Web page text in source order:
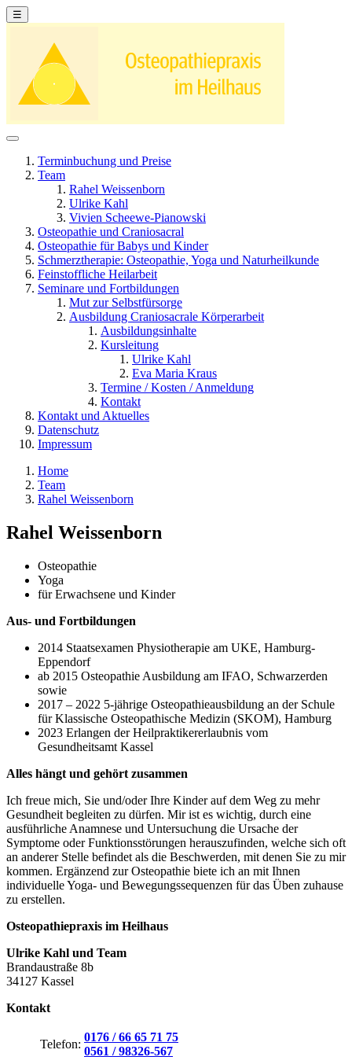
☰
Terminbuchung und Preise
Team
Rahel Weissenborn
Ulrike Kahl
Vivien Scheewe-Pianowski
Osteopathie und Craniosacral
Osteopathie für Babys und Kinder
Schmerztherapie: Osteopathie, Yoga und Naturheilkunde
Feinstoffliche Heilarbeit
Seminare und Fortbildungen
Mut zur Selbstfürsorge
Ausbildung Craniosacrale Körperarbeit
Ausbildungsinhalte
Kursleitung
Ulrike Kahl
Eva Maria Kraus
Termine / Kosten / Anmeldung
Kontakt
Kontakt und Aktuelles
Datenschutz
Impressum
Home
Team
Rahel Weissenborn
Rahel Weissenborn
Osteopathie
Yoga
für Erwachsene und Kinder
Aus- und Fortbildungen
2014 Staatsexamen Physiotherapie am UKE, Hamburg-
Eppendorf
ab 2015 Osteopathie Ausbildung am IFAO, Schwarzerden
sowie
2017 – 2022 5-jährige Osteopathieausbildung an der Schule
für Klassische Osteopathische Medizin (SKOM), Hamburg
2023 Erlangen der Heilpraktikererlaubnis vom
Gesundheitsamt Kassel
Alles hängt und gehört zusammen
Ich freue mich, Sie und/oder Ihre Kinder auf dem Weg zu mehr
Gesundheit begleiten zu dürfen. Mir ist es wichtig, durch eine
ausführliche Anamnese und Untersuchung die Ursache der
Symptome oder Funktionsstörungen herauszufinden, welche sich oft
an anderer Stelle befindet als die Beschwerden, mit denen Sie zu mir
kommen. Ergänzend zur Osteopathie biete ich an mit Ihnen
individuelle Yoga- und Bewegungssequenzen für das Üben zuhause
zu erstellen.
Osteopathiepraxis im Heilhaus
Ulrike Kahl und Team
Brandaustraße 8b
34127 Kassel
Kontakt
Telefon:
0176 / 66 65 71 75
0561 / 98326-567